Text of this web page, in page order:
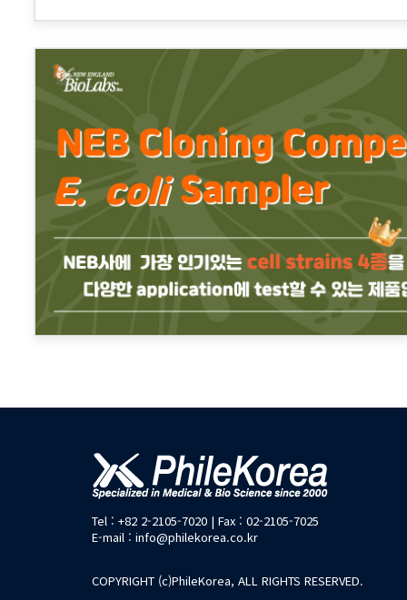
Tel : +82 2-2105-7020 | Fax : 02-2105-7025
E-mail : info@philekorea.co.kr
COPYRIGHT (c)PhileKorea, ALL RIGHTS RESERVED.